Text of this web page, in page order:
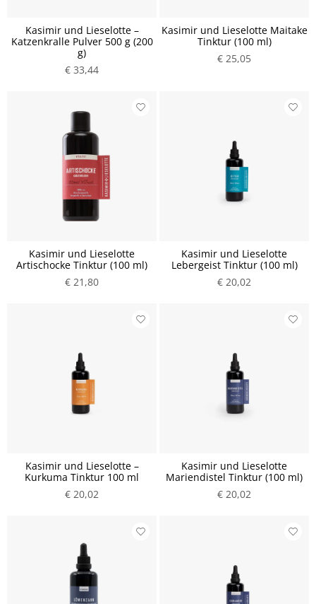
Kasimir und Lieselotte –
Katzenkralle Pulver 500 g (200
g)
€ 33,44
Kasimir und Lieselotte Maitake
Tinktur (100 ml)
€ 25,05
Kasimir und Lieselotte
Artischocke Tinktur (100 ml)
€ 21,80
Kasimir und Lieselotte
Lebergeist Tinktur (100 ml)
€ 20,02
Kasimir und Lieselotte –
Kurkuma Tinktur 100 ml
€ 20,02
Kasimir und Lieselotte
Mariendistel Tinktur (100 ml)
€ 20,02